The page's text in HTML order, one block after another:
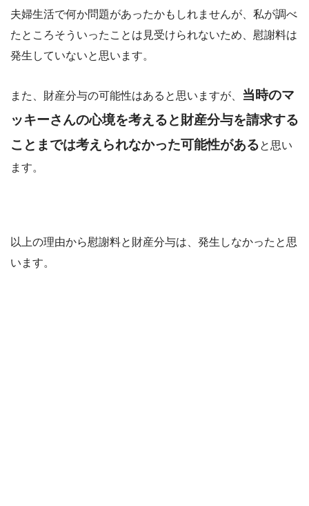
夫婦生活で何か問題があったかもしれませんが、私が調べ
たところそういったことは見受けられないため、慰謝料は
発生していないと思います。
また、財産分与の可能性はあると思いますが、 当時のマ
ッキーさんの心境を考えると財産分与を請求する
ことまでは考えられなかった可能性があると思い
ます。
以上の理由から慰謝料と財産分与は、発生しなかったと思
います。